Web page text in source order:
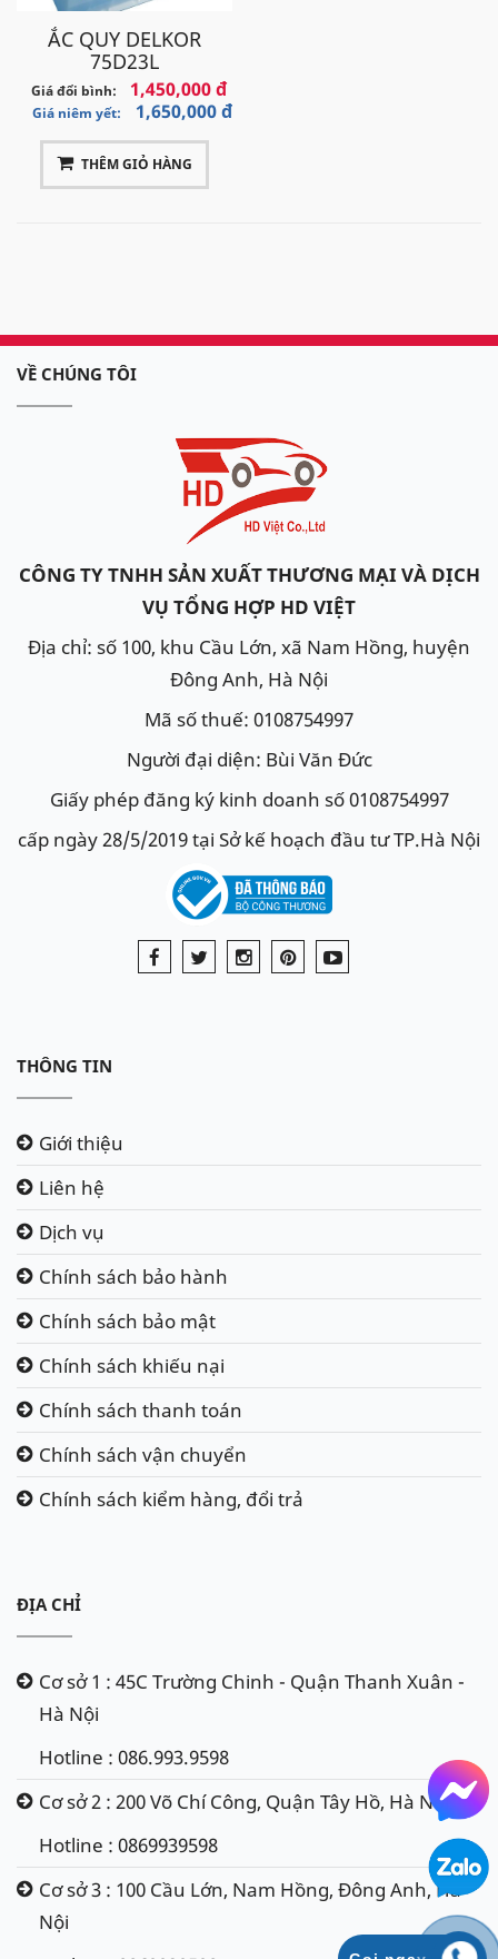
ẮC QUY DELKOR
75D23L
Giá đổi bình: 1,450,000 đ
Giá niêm yết: 1,650,000 đ
THÊM GIỎ HÀNG
VỀ CHÚNG TÔI
CÔNG TY TNHH SẢN XUẤT THƯƠNG MẠI VÀ DỊCH
VỤ TỔNG HỢP HD VIỆT
Địa chỉ: số 100, khu Cầu Lớn, xã Nam Hồng, huyện
Đông Anh, Hà Nội
Mã số thuế: 0108754997
Người đại diện: Bùi Văn Đức
Giấy phép đăng ký kinh doanh số 0108754997
cấp ngày 28/5/2019 tại Sở kế hoạch đầu tư TP.Hà Nội
THÔNG TIN
Giới thiệu
Liên hệ
Dịch vụ
Chính sách bảo hành
Chính sách bảo mật
Chính sách khiếu nại
Chính sách thanh toán
Chính sách vận chuyển
Chính sách kiểm hàng, đổi trả
ĐỊA CHỈ
Cơ sở 1 : 45C Trường Chinh - Quận Thanh Xuân -
Hà Nội
Hotline : 086.993.9598
Cơ sở 2 : 200 Võ Chí Công, Quận Tây Hồ, Hà Nội
Hotline : 0869939598
Cơ sở 3 : 100 Cầu Lớn, Nam Hồng, Đông Anh, Hà
Nội